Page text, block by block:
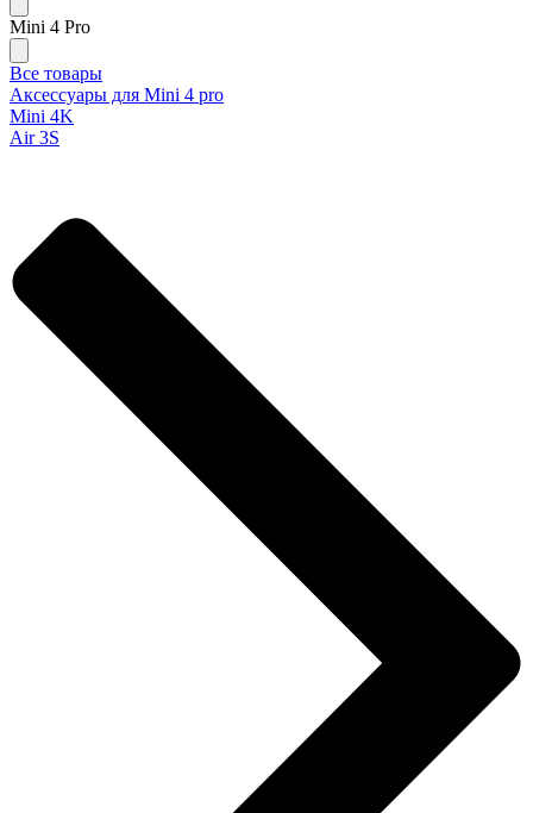
Mini 4 Pro
Все товары
Аксессуары для Mini 4 pro
Mini 4K
Air 3S